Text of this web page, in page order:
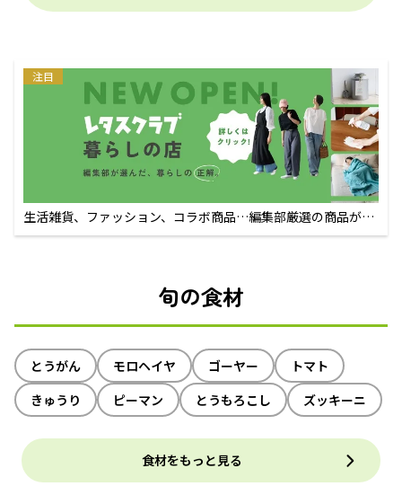
注目
生活雑貨、ファッション、コラボ商品…編集部厳選の商品が買
えるECサイト
旬の食材
とうがん モロヘイヤ ゴーヤー
トマト
きゅうり
ピーマン とうもろこし ズッキーニ
食材をもっと見る